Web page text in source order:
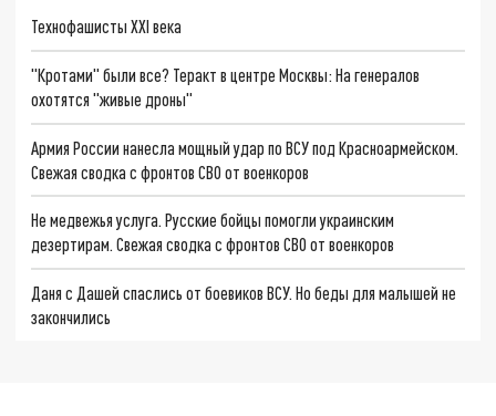
Технофашисты XXI века
"Кротами" были все? Теракт в центре Москвы: На генералов
охотятся "живые дроны"
Армия России нанесла мощный удар по ВСУ под Красноармейском.
Свежая сводка с фронтов СВО от военкоров
Не медвежья услуга. Русские бойцы помогли украинским
дезертирам. Свежая сводка с фронтов СВО от военкоров
Даня с Дашей спаслись от боевиков ВСУ. Но беды для малышей не
закончились